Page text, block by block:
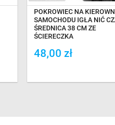
POKROWIEC NA
SAMOCHODU IGŁA NIĆ
ŚREDNICA 38 CM ZE
ŚCIERECZKĄ
48,00 zł